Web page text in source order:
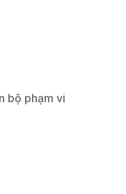
bộ phạm vi